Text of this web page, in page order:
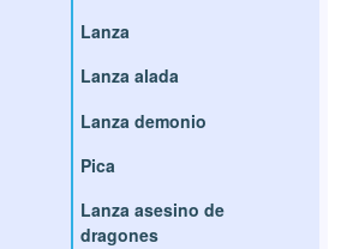
Lanza
Lanza alada
Lanza demonio
Pica
Lanza asesino de
dragones